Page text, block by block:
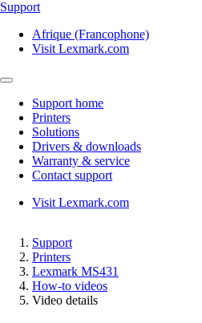
Support
Afrique (Francophone)
Visit Lexmark.com
Support home
Printers
Solutions
Drivers & downloads
Warranty & service
Contact support
Visit Lexmark.com
Support
Printers
Lexmark MS431
How-to videos
Video details